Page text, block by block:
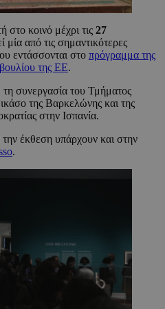
στο κοινό μέχρι τις 27
μία από τις σημαντικότερες
εντάσσονται στο πρόγραμμα της
της ΕΕ.
συνεργασία του Τμήματος
της Βαρκελώνης και της
στην Ισπανία.
έκθεση υπάρχουν και στην
.